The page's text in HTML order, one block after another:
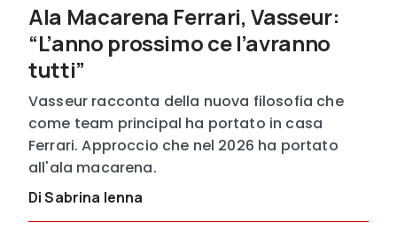
Ala Macarena Ferrari, Vasseur:
“L’anno prossimo ce l’avranno
tutti”
Vasseur racconta della nuova filosofia che
come team principal ha portato in casa
Ferrari. Approccio che nel 2026 ha portato
all'ala macarena.
Di Sabrina Ienna